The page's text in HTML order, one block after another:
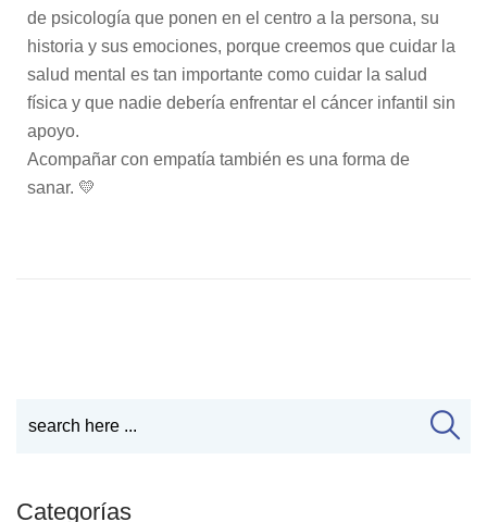
de psicología que ponen en el centro a la persona, su
historia y sus emociones, porque creemos que cuidar la
salud mental es tan importante como cuidar la salud
física y que nadie debería enfrentar el cáncer infantil sin
apoyo.
Acompañar con empatía también es una forma de
sanar. 💛
Categorías